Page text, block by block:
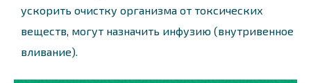
ускорить очистку организма от токсических
веществ, могут назначить инфузию (внутривенное
вливание).